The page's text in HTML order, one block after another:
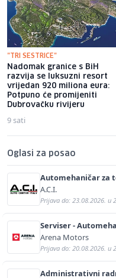
"TRI SESTRICE"
Nadomak granice s BiH
razvija se luksuzni resort
vrijedan 920 miliona eura:
Potpuno će promijeniti
Dubrovačku rivijeru
9 sati
Oglasi za posao
Automehaničar za
A.C.I.
Prijava do: 23.08.2026. u
Serviser -
Arena Motors
Prijava do: 20.08.2026. u
Administrativni